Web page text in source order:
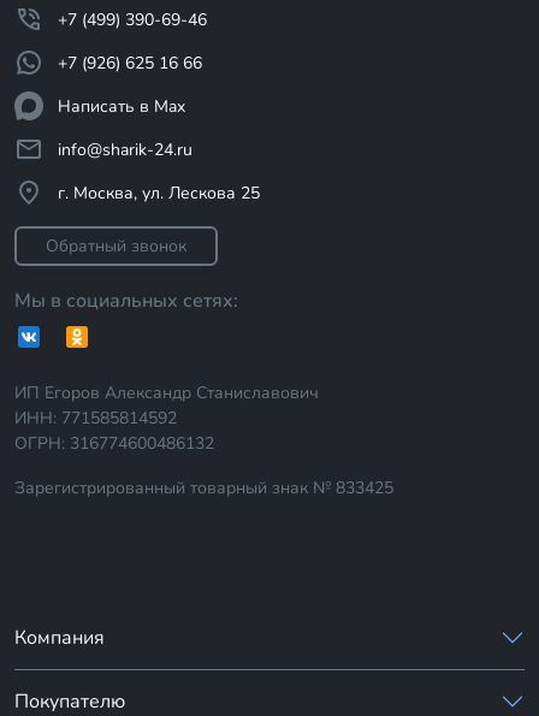
+7 (499) 390-69-46
+7 (926) 625 16 66
Написать в Max
info@sharik-24.ru
г. Москва, ул. Лескова 25
Обратный звонок
Мы в социальных сетях:
ИП Егоров Александр Станиславович
ИНН: 771585814592
ОГРН: 316774600486132
Зарегистрированный товарный знак № 833425
Компания
Покупателю